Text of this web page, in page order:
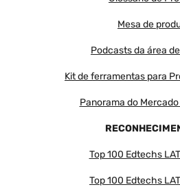
Mesa de
Podcasts da área
Kit de ferramentas para
Panorama do
Top 100 Edtechs
Top 100 Edtechs